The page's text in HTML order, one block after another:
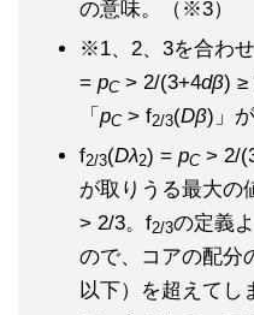
の意味。（※3）
※1、2、3を合わ
= pC> 2/(3+4dβ) ≥
「 pC> f2/3(Dβ)」
f2/3(Dλ2) = pC> 2/
が取りうる最大の
> 2/3。f2/3の定義よ
ので、コアの配分
以下）を超えてし